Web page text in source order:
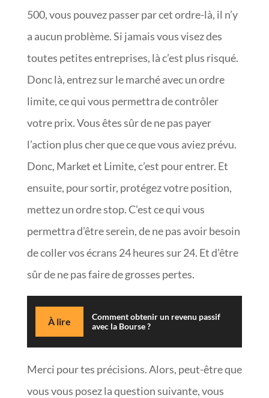
500, vous pouvez passer par cet ordre-là, il n’y
a aucun problème. Si jamais vous visez des
toutes petites entreprises, là c’est plus risqué.
Donc là, entrez sur le marché avec un ordre
limite, ce qui vous permettra de contrôler
votre prix. Vous êtes sûr de ne pas payer
l’action plus cher que ce que vous aviez prévu.
Donc, Market et Limite, c’est pour entrer. Et
ensuite, pour sortir, protégez votre position,
mettez un ordre stop. C’est ce qui vous
permettra d’être serein, de ne pas avoir besoin
de coller vos écrans 24 heures sur 24. Et d’être
sûr de ne pas faire de grosses pertes.
À lire
Comment obtenir un revenu passif
avec la Bourse ?
Merci pour tes précisions. Alors, peut-être que
vous vous posez la question suivante, vous